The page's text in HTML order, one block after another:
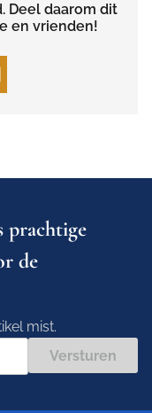
Deel daarom dit
en vrienden!
prachtige
de
mist.
Versturen